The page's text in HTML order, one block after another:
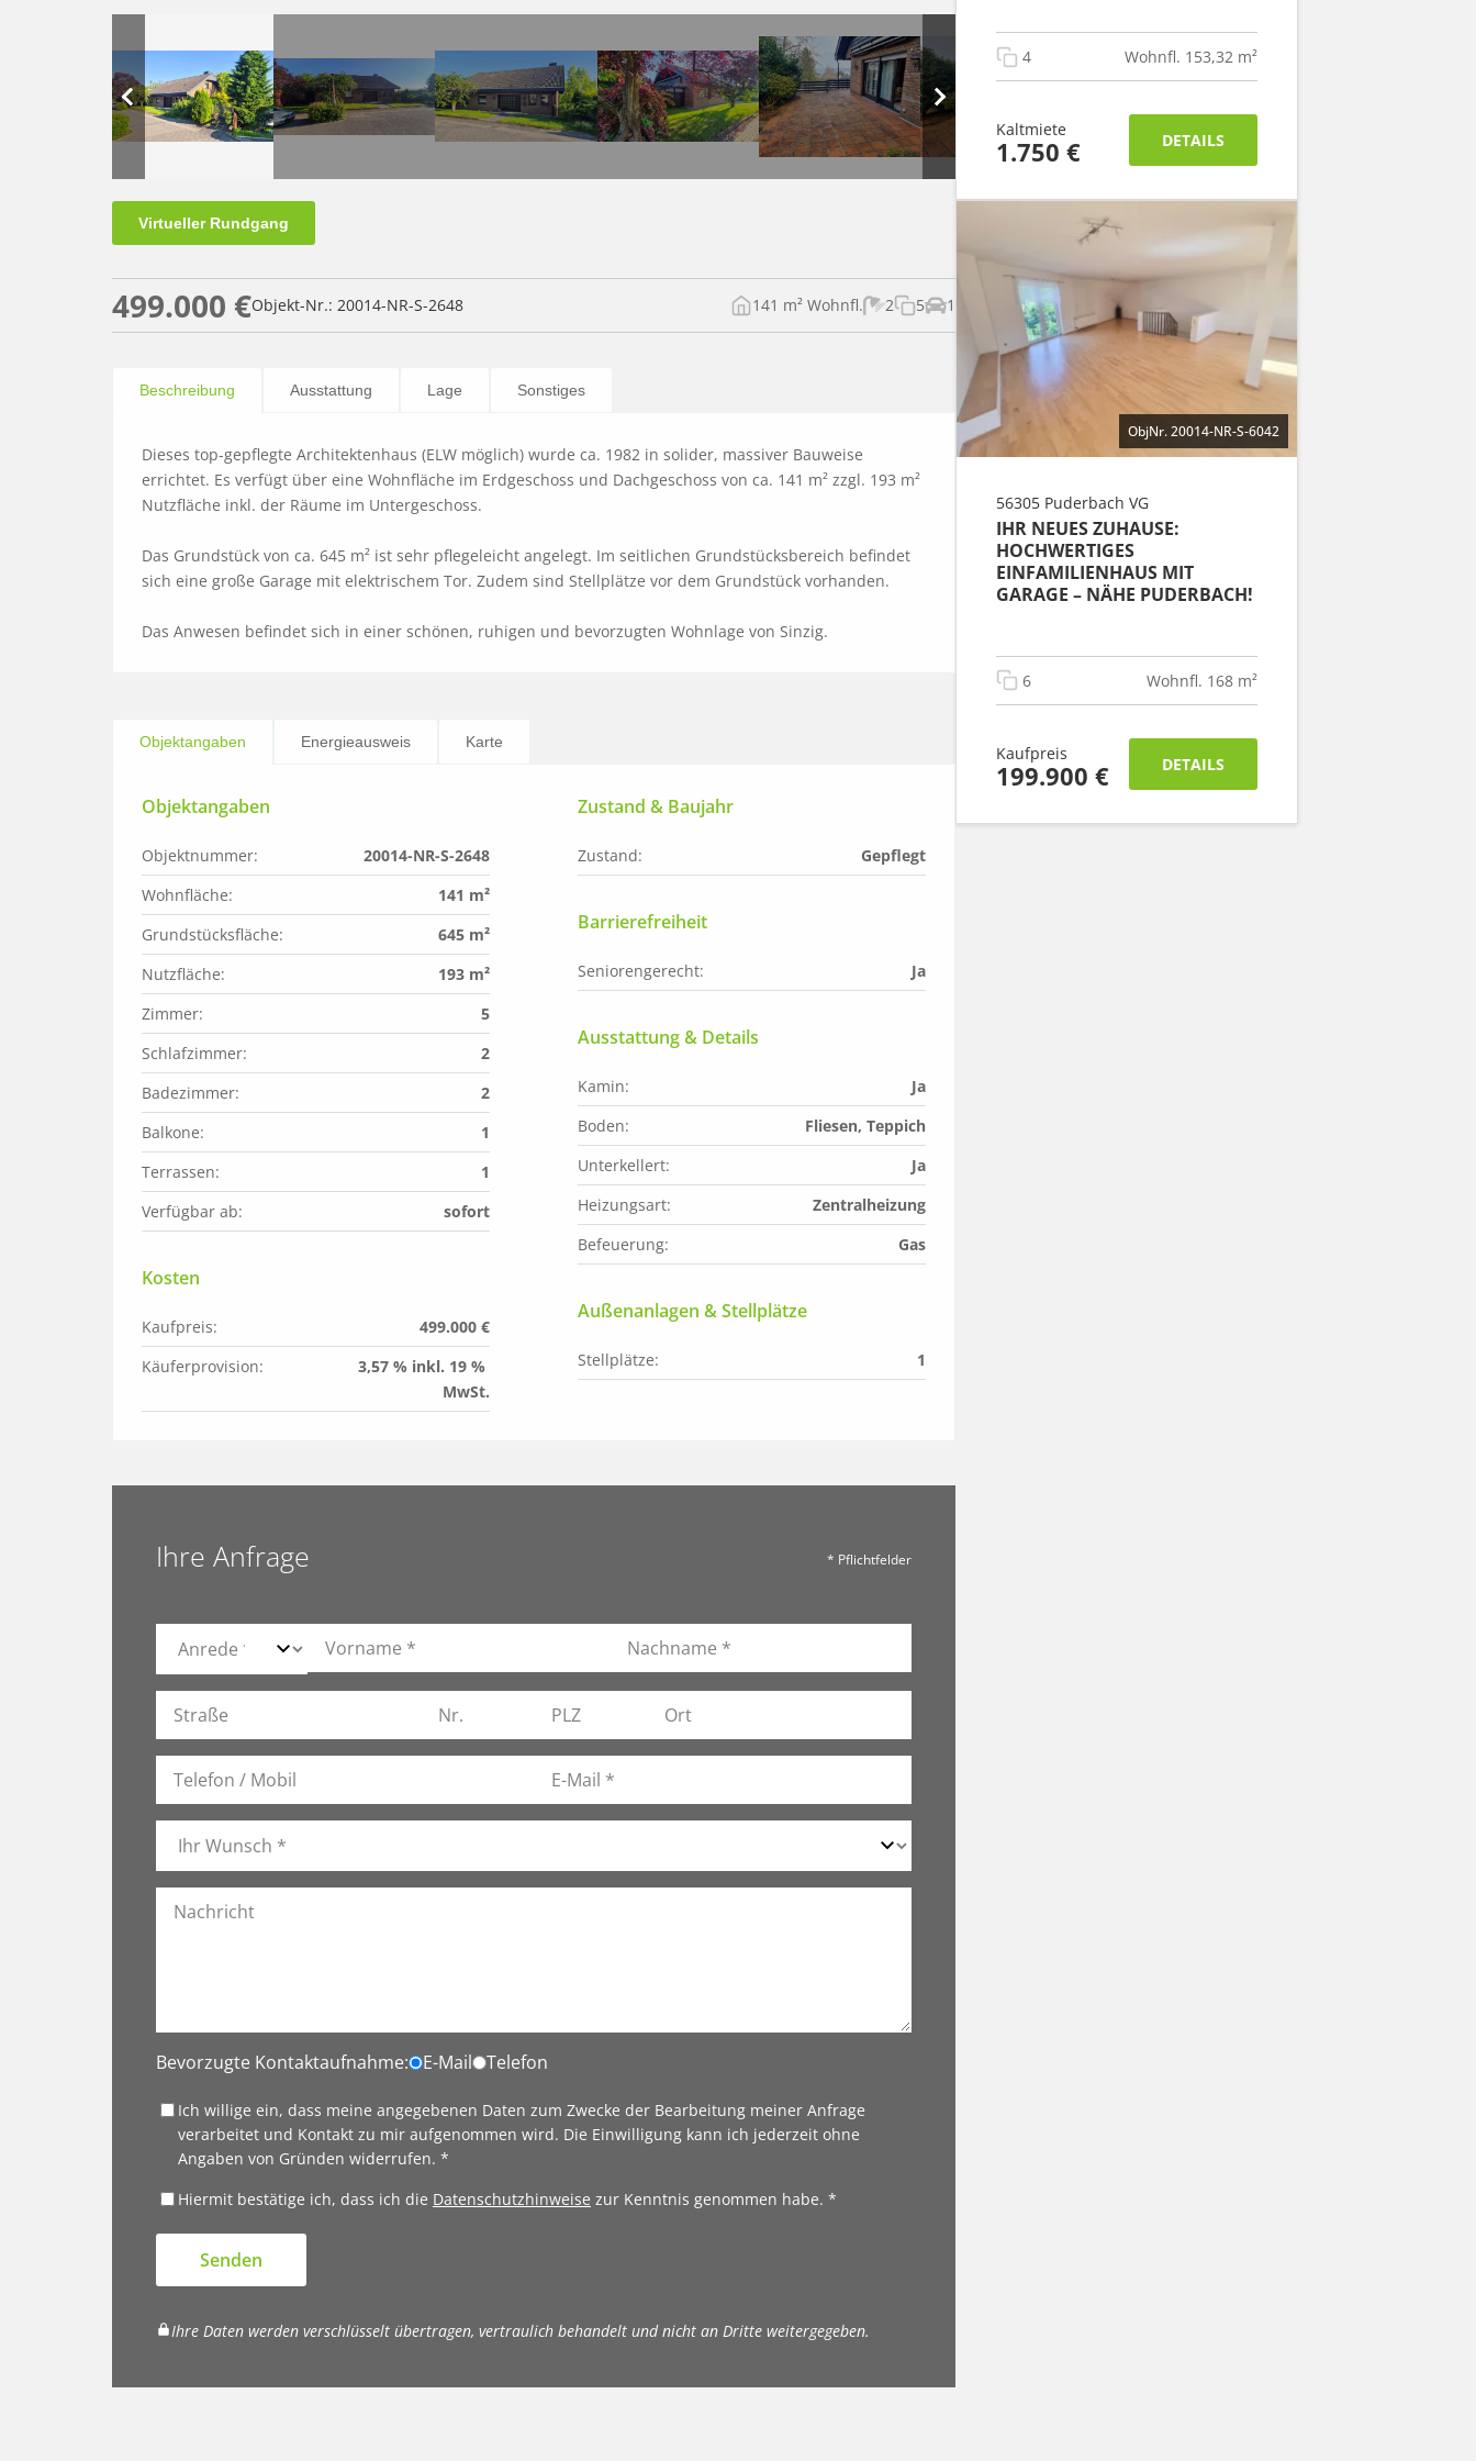
Virtueller Rundgang
499.000 €Objekt-Nr.: 20014-NR-S-2648 141 m² Wohnfl. 2 5 1
Beschreibung Ausstattung Lage Sonstiges
Dieses top-gepflegte Architektenhaus (ELW möglich) wurde ca. 1982 in solider, massiver Bauweise
errichtet. Es verfügt über eine Wohnfläche im Erdgeschoss und Dachgeschoss von ca. 141 m² zzgl. 193 m²
Nutzfläche inkl. der Räume im Untergeschoss.
Das Grundstück von ca. 645 m² ist sehr pflegeleicht angelegt. Im seitlichen Grundstücksbereich befindet
sich eine große Garage mit elektrischem Tor. Zudem sind Stellplätze vor dem Grundstück vorhanden.
Das Anwesen befindet sich in einer schönen, ruhigen und bevorzugten Wohnlage von Sinzig.
Objektangaben Energieausweis Karte
Objektangaben
Objektnummer:
20014-NR-S-2648
Wohnfläche:
141 m²
Grundstücksfläche:
645 m²
Nutzfläche:
193 m²
Zimmer:
5
Schlafzimmer:
2
Badezimmer:
2
Balkone:
1
Terrassen:
1
Verfügbar ab:
sofort
Kosten
Kaufpreis:
499.000 €
Käuferprovision:
3,57 % inkl. 19 %
MwSt.
Zustand & Baujahr
Zustand: Gepflegt
Barrierefreiheit
Seniorengerecht: Ja
Ausstattung & Details
Kamin:
Ja
Boden:
Fliesen, Teppich
Unterkellert:
Ja
Heizungsart:
Zentralheizung
Befeuerung:
Gas
Außenanlagen & Stellplätze
Stellplätze: 1
Ihre Anfrage * Pflichtfelder
Bevorzugte Kontaktaufnahme: E-Mail Telefon
Ich willige ein, dass meine angegebenen Daten zum Zwecke der Bearbeitung meiner Anfrage
verarbeitet und Kontakt zu mir aufgenommen wird. Die Einwilligung kann ich jederzeit ohne
Angaben von Gründen widerrufen. *
Hiermit bestätige ich, dass ich die Datenschutzhinweise zur Kenntnis genommen habe. *
Senden
Ihre Daten werden verschlüsselt übertragen, vertraulich behandelt und nicht an Dritte weitergegeben.
4 Wohnfl. 153,32 m²
Kaltmiete
1.750 € DETAILS
ObjNr. 20014-NR-S-6042
56305 Puderbach VG
IHR NEUES ZUHAUSE:
HOCHWERTIGES
EINFAMILIENHAUS MIT
GARAGE – NÄHE PUDERBACH!
6 Wohnfl. 168 m²
Kaufpreis
199.900 € DETAILS